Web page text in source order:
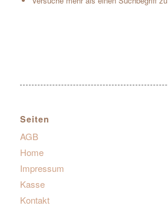
Seiten
AGB
Home
Impressum
Kasse
Kontakt